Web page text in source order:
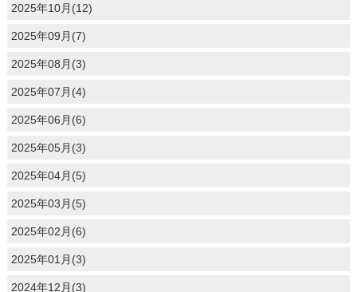
2025年10月(12)
2025年09月(7)
2025年08月(3)
2025年07月(4)
2025年06月(6)
2025年05月(3)
2025年04月(5)
2025年03月(5)
2025年02月(6)
2025年01月(3)
2024年12月(3)